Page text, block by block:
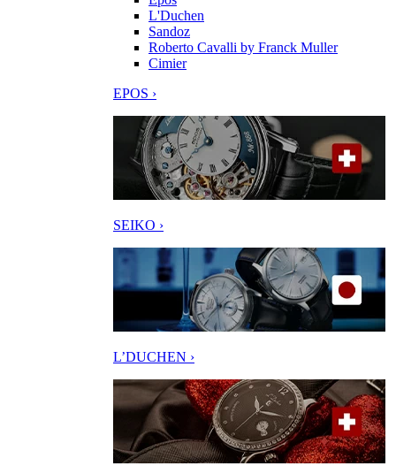
L'Duchen
Sandoz
Roberto Cavalli by Franck Muller
Cimier
EPOS ›
SEIKO ›
L’DUCHEN ›